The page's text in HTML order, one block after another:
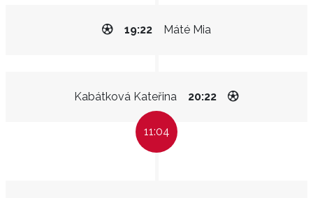
Máté Mia
19:22
Kabátková Kateřina 20:22
11:04